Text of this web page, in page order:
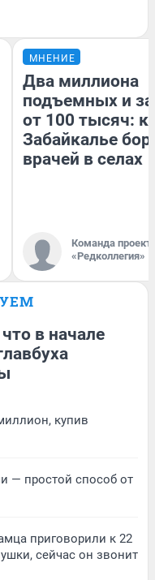
МНЕНИЕ
Два миллиона
подъемных и
от 100 тысяч:
Забайкалье
врачей в селах
Команда
«Редколлегия»
в начале
купив
— простой способ от
приговорили к 22
сейчас он звонит